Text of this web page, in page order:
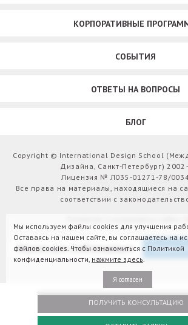
КОРПОРАТИВНЫЕ
СОБЫТИЯ
ОТВЕТЫ НА ВОПРОСЫ
БЛОГ
Copyright © International Design School
Дизайна, Санкт-Петербург)
Лицензия № Л035-01271-78/
Все права на материалы, находящиеся на
соответствии с
Версия для слабовидящих
ПОЛУЧИТЬ КОНСУЛЬТАЦИЮ
Мы используем файлы cookies для улучшения
Оставаясь на нашем сайте, вы соглашаетесь на
файлов cookies. Чтобы ознакомиться с Политикой
конфиденциальности, нажмите здесь.
Я согласен